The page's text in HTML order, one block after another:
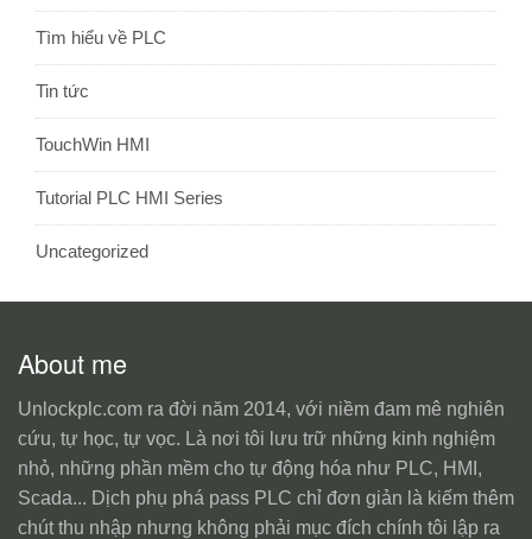
Tìm hiểu về PLC
Tin tức
TouchWin HMI
Tutorial PLC HMI Series
Uncategorized
About me
Unlockplc.com ra đời năm 2014, với niềm đam mê nghiên
cứu, tự học, tự vọc. Là nơi tôi lưu trữ những kinh nghiệm
nhỏ, những phần mềm cho tự động hóa như PLC, HMI,
Scada... Dịch phụ phá pass PLC chỉ đơn giản là kiếm thêm
chút thu nhập nhưng không phải mục đích chính tôi lập ra